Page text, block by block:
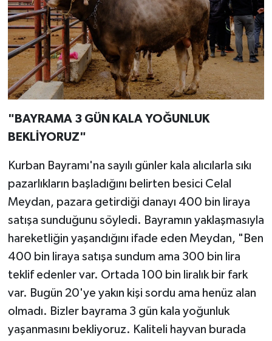
"BAYRAMA 3 GÜN KALA YOĞUNLUK
BEKLİYORUZ"
Kurban Bayramı'na sayılı günler kala alıcılarla sıkı
pazarlıkların başladığını belirten besici Celal
Meydan, pazara getirdiği danayı 400 bin liraya
satışa sunduğunu söyledi. Bayramın yaklaşmasıyla
hareketliğin yaşandığını ifade eden Meydan, "Ben
400 bin liraya satışa sundum ama 300 bin lira
teklif edenler var. Ortada 100 bin liralık bir fark
var. Bugün 20'ye yakın kişi sordu ama henüz alan
olmadı. Bizler bayrama 3 gün kala yoğunluk
yaşanmasını bekliyoruz. Kaliteli hayvan burada